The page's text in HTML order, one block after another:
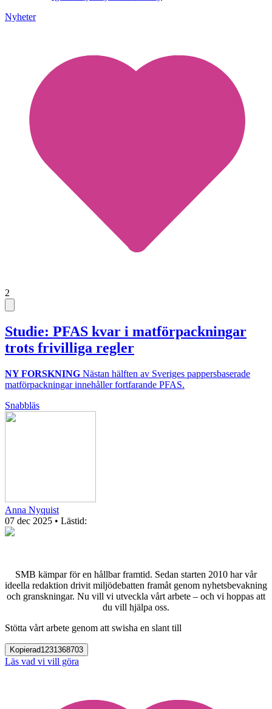
Nyheter
2
Studie: PFAS kvar i matförpackningar
trots frivilliga regler
NY FORSKNING Nästan hälften av Sveriges pappersbaserade
matförpackningar innehåller fortfarande PFAS.
Snabbläs
Anna Nyquist
07 dec 2025 • Lästid:
SMB kämpar för en hållbar framtid. Sedan starten 2010 har vår
ideella redaktion drivit miljödebatten framåt genom nyhetsbevakning
och granskningar. Nu vill vi utveckla vårt arbete – och vi hoppas att
du vill hjälpa oss.
Stötta vårt arbete genom att swisha en slant till
Kopierad1231368703
Läs vad vi vill göra